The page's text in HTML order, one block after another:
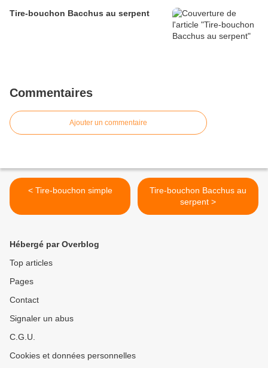
Tire-bouchon Bacchus au serpent
Commentaires
Ajouter un commentaire
< Tire-bouchon simple
Tire-bouchon Bacchus au
serpent >
Hébergé par Overblog
Top articles
Pages
Contact
Signaler un abus
C.G.U.
Cookies et données personnelles